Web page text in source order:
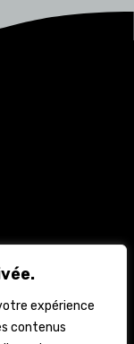
expérience
contenus